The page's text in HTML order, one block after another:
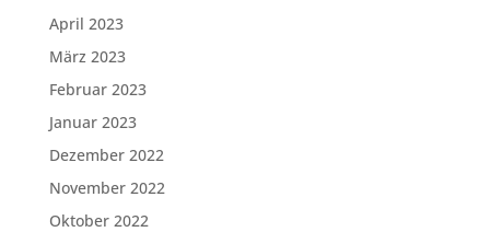
April 2023
März 2023
Februar 2023
Januar 2023
Dezember 2022
November 2022
Oktober 2022